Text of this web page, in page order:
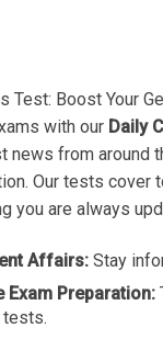
Test: Boost Your
with our Daily
news from around
Our tests cover
you are always
Affairs: Stay
Exam Preparation: